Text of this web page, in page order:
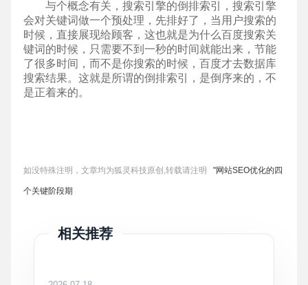
与个概念有关，搜索引擎的倒排索引，搜索引擎
会对关键词做一个预处理，先排好了，当用户搜索的
时候，直接展现给顾客，这也就是为什么百度搜索关
键词的时候，只需要不到一秒的时间就能出来，节能
了很多时间，而不是你搜索的时候，百度才去数据库
搜索结果。这就是所谓的倒排索引，是倒序来的，不
是正着来的。
如没特殊注明，文章均为狐灵科技原创,转载请注明 "网站SEO优化的四
个关键阶段期
相关推荐